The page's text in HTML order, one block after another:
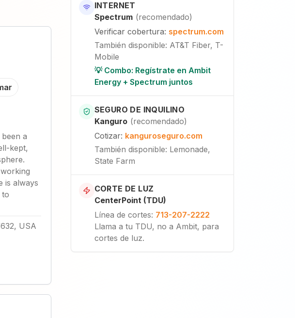
a
kept,
is always
to
USA
INTERNET
Spectrum (recomendado)
Verificar cobertura: spectrum.com
También disponible: AT&T Fiber, T-
Mobile
💡 Combo: Regístrate en Ambit
Energy + Spectrum juntos
SEGURO DE INQUILINO
Kanguro (recomendado)
Cotizar: kanguroseguro.com
También disponible: Lemonade,
State Farm
CORTE DE LUZ
CenterPoint (TDU)
Línea de cortes: 713-207-2222
Llama a tu TDU, no a Ambit, para
cortes de luz.